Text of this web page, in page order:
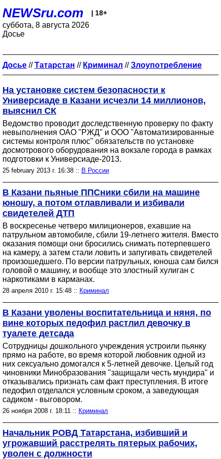
NEWSru.com | 18+
суббота, 8 августа 2026
Досье
Досье //Татарстан // Криминал //Злоупотребление
На установке систем безопасности к
Универсиаде в Казани исчезли 14 миллионов,
выяснил СК
Ведомство проводит доследственную проверку по факту
невыполнения ОАО "РЖД" и ООО "Автоматизированные
системы контроля плюс" обязательств по установке
досмотрового оборудования на вокзале города в рамках
подготовки к Универсиаде-2013.
25 february 2013 г. 16:38 :: В России
В Казани пьяные ППСники сбили на машине
юношу, а потом отлавливали и избивали
свидетелей ДТП
В воскресенье четверо милиционеров, ехавшие на
патрульном автомобиле, сбили 19-летнего жителя. Вместо
оказания помощи они бросились снимать потерпевшего
на камеру, а затем стали ловить и запугивать свидетелей
произошедшего. По версии патрульных, юноша сам бился
головой о машину, и вообще это злостный хулиган с
наркотиками в карманах.
28 апреля 2010 г. 15:48 :: Криминал
В Казани уволены воспитательница и няня, по
вине которых педофил растлил девочку в
туалете детсада
Сотрудницы дошкольного учреждения устроили пьянку
прямо на работе, во время которой любовник одной из
них сексуально домогался к 5-летней девочке. Целый год
чиновники Минобразования "защищали честь мундира" и
отказывались признать сам факт преступления. В итоге
педофил отделался условным сроком, а заведующая
садиком - выговором.
26 ноября 2008 г. 18:11 :: Криминал
Начальник РОВД Татарстана, избивший и
угрожавший расстрелять пятерых рабочих,
уволен с должности